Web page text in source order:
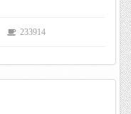
233914